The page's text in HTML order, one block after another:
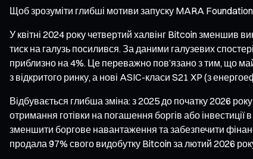
Щоб зрозуміти глибші мотиви запуску MARA
У квітні 2024 року четвертий халвінг Bitcoin зменшив
тиск на галузь посилився. За даними галузевих
приблизно на 4%. Це переважно пов’язано з тим, що
з відкритого ринку, а нові ASIC-класи S21 XP (з
Відбувається глибша зміна: з 2025 до початку 2026
отримання готівки на погашення боргів або
зменшити боргове навантаження та забезпечити
продала 97% свого видобутку Bitcoin за лютий 2026